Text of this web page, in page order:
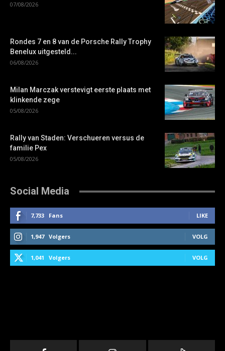
07/08/2026
Rondes 7 en 8 van de Porsche Rally Trophy
Benelux uitgesteld...
06/08/2026
Milan Marczak verstevigt eerste plaats met
klinkende zege
05/08/2026
Rally van Staden: Verschueren versus de
familie Pex
05/08/2026
Social Media
7,733 Fans LIKE
1,947 Volgers VOLG
1,041 Volgers VOLG